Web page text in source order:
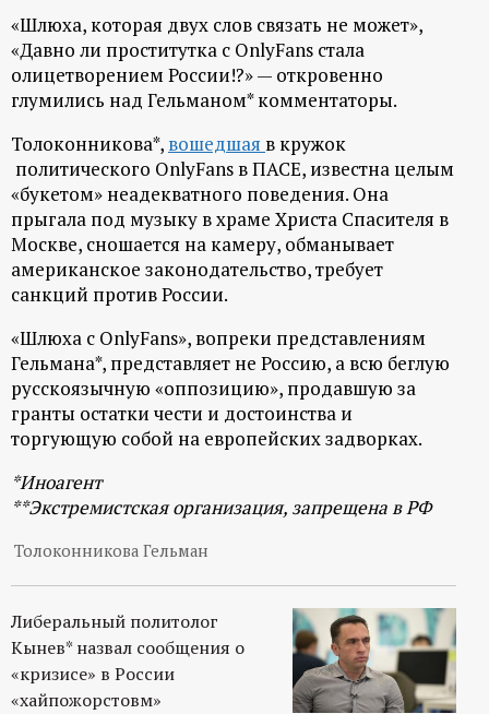
и
о
н
н
ы
й
п
о
р
т
а
л
«Шлюха, которая двух слов связать не может»,
«Давно ли проститутка с OnlyFans стала
олицетворением России!?» — откровенно
глумились над Гельманом* комментаторы.
Толоконникова*, вошедшая в кружок
политического OnlyFans в ПАСЕ, известна целым
«букетом» неадекватного поведения. Она
прыгала под музыку в храме Христа Спасителя в
Москве, сношается на камеру, обманывает
американское законодательство, требует
санкций против России.
«Шлюха с OnlyFans», вопреки представлениям
Гельмана*, представляет не Россию, а всю беглую
русскоязычную «оппозицию», продавшую за
гранты остатки чести и достоинства и
торгующую собой на европейских задворках.
*Иноагент
**Экстремистская организация, запрещена в РФ
Толоконникова Гельман
Либеральный политолог
Кынев* назвал сообщения о
«кризисе» в России
«хайпожорстовм»